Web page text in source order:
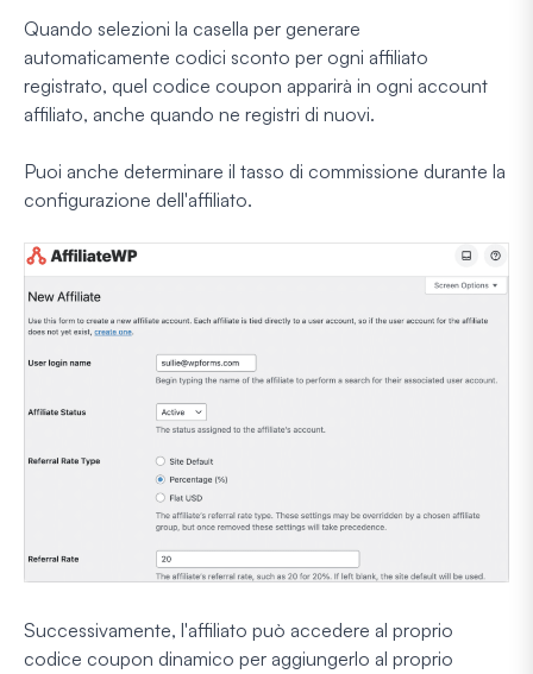
Quando selezioni la casella per generare
automaticamente codici sconto per ogni affiliato
registrato, quel codice coupon apparirà in ogni account
affiliato, anche quando ne registri di nuovi.
Puoi anche determinare il tasso di commissione durante la
configurazione dell'affiliato.
Successivamente, l'affiliato può accedere al proprio
codice coupon dinamico per aggiungerlo al proprio